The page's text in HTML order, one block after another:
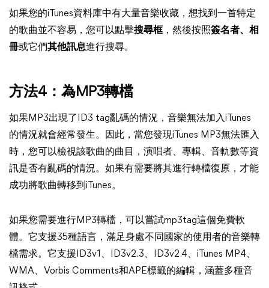
如果您的iTunes資料庫中有大量音樂收藏，想找到一首特定
的歌曲並不容易，您可以點擊搜尋框 ，然後按照簽名者、相
冊或它們其他訊息進行搜尋。
方法4：為MP3轉檔
如果MP3出現了ID3 tag亂碼的情況，音樂無法加入iTunes
的情況就會經常發生。因此，當您發現iTunes MP3無法匯入
時，您可以檢視該歌曲的曲目，演唱者、專輯、音軌數等資
訊是否有亂碼的情況。如果有需要將其進行轉檔復原，才能
成功將歌曲轉移到iTunes。
如果您需要進行MP3轉檔，可以嘗試mp3tag這個免費軟
體。它支援35種語言，滿足身處不同國家的使用者的音樂轉
檔需求。它支援ID3v1、ID3v2.3、ID3v2.4、iTunes MP4、
WMA、Vorbis Comments和APE標籤的編輯，涵蓋多種音